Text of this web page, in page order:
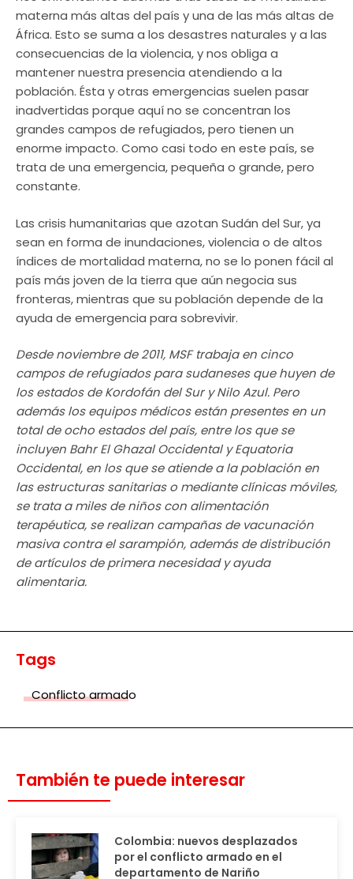
materna más altas del país y una de las más altas de
África. Esto se suma a los desastres naturales y a las
consecuencias de la violencia, y nos obliga a
mantener nuestra presencia atendiendo a la
población. Ésta y otras emergencias suelen pasar
inadvertidas porque aquí no se concentran los
grandes campos de refugiados, pero tienen un
enorme impacto. Como casi todo en este país, se
trata de una emergencia, pequeña o grande, pero
constante.
Las crisis humanitarias que azotan Sudán del Sur, ya
sean en forma de inundaciones, violencia o de altos
índices de mortalidad materna, no se lo ponen fácil al
país más joven de la tierra que aún negocia sus
fronteras, mientras que su población depende de la
ayuda de emergencia para sobrevivir.
Desde noviembre de 2011, MSF trabaja en cinco
campos de refugiados para sudaneses que huyen de
los estados de Kordofán del Sur y Nilo Azul. Pero
además los equipos médicos están presentes en un
total de ocho estados del país, entre los que se
incluyen Bahr El Ghazal Occidental y Equatoria
Occidental, en los que se atiende a la población en
las estructuras sanitarias o mediante clínicas móviles,
se trata a miles de niños con alimentación
terapéutica, se realizan campañas de vacunación
masiva contra el sarampión, además de distribución
de artículos de primera necesidad y ayuda
alimentaria.
Tags
Conflicto armado
También te puede interesar
Colombia: nuevos desplazados
por el conflicto armado en el
departamento de Nariño